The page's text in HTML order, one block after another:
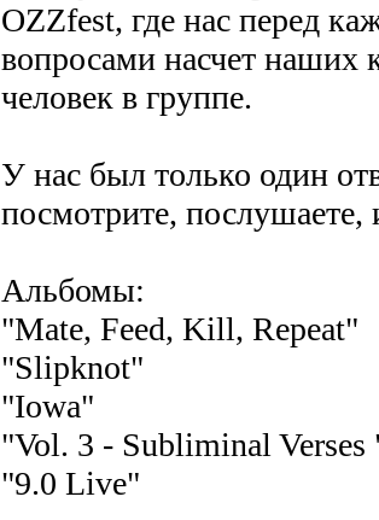
OZZfest, где нас перед
вопросами насчет наших
человек в группе.
У нас был только один
посмотрите, послушаете,
Альбомы:
"Mate, Feed, Kill, Repeat"
"Slipknot"
"Iowa"
"Vol. 3 - Subliminal Verses
"9.0 Live"